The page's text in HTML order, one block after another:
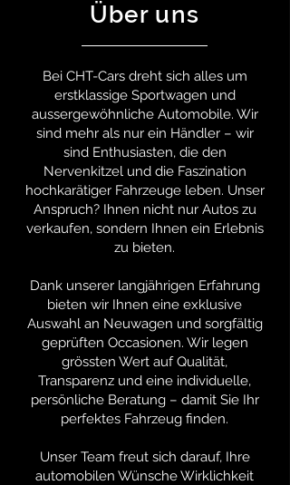
Über uns
Bei CHT-Cars dreht sich alles um
erstklassige Sportwagen und
aussergewöhnliche Automobile. Wir
sind mehr als nur ein Händler – wir
sind Enthusiasten, die den
Nervenkitzel und die Faszination
hochkarätiger Fahrzeuge leben. Unser
Anspruch? Ihnen nicht nur Autos zu
verkaufen, sondern Ihnen ein Erlebnis
zu bieten.
Dank unserer langjährigen Erfahrung
bieten wir Ihnen eine exklusive
Auswahl an Neuwagen und sorgfältig
geprüften Occasionen. Wir legen
grössten Wert auf Qualität,
Transparenz und eine individuelle,
persönliche Beratung – damit Sie Ihr
perfektes Fahrzeug finden.
Unser Team freut sich darauf, Ihre
automobilen Wünsche Wirklichkeit